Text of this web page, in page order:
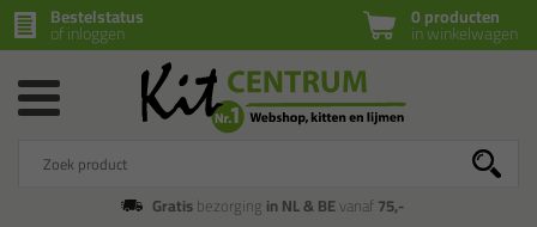
0 producten
in winkelwagen
Bestelstatus
of inloggen
Gratisbezorging in NL & BEvanaf75,-